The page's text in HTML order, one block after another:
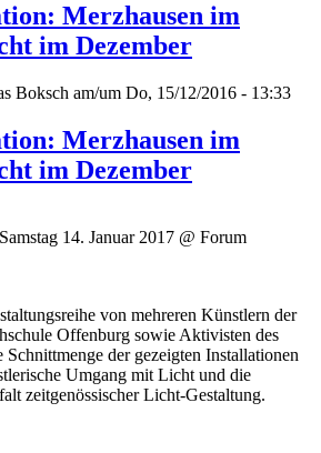
Merzhausen im
im Dezember
Boksch am/um Do, 15/12/2016 - 13:33
Merzhausen im
im Dezember
14. Januar 2017 @ Forum
von mehreren Künstlern der
Offenburg sowie Aktivisten des
Schnittmenge der gezeigten Installationen
Umgang mit Licht und die
zeitgenössischer Licht-Gestaltung.